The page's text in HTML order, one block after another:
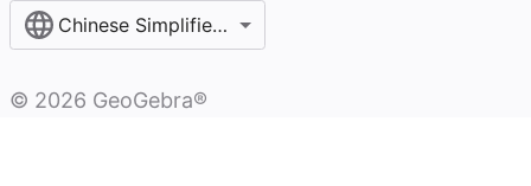
Chinese Simplified / 简体中文
© 2026 GeoGebra®